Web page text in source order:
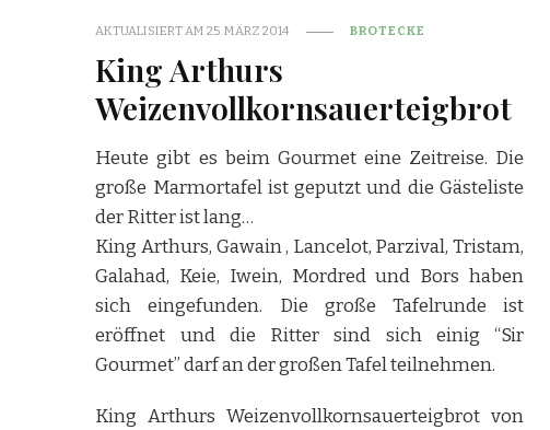
AKTUALISIERT AM25. MÄRZ 2014 BROTECKE
King Arthurs
Weizenvollkornsauerteigbrot
Heute gibt es beim Gourmet eine Zeitreise. Die
große Marmortafel ist geputzt und die Gästeliste
der Ritter ist lang…
King Arthurs, Gawain , Lancelot, Parzival, Tristam,
Galahad, Keie, Iwein, Mordred und Bors haben
sich eingefunden. Die große Tafelrunde ist
eröffnet und die Ritter sind sich einig “Sir
Gourmet” darf an der großen Tafel teilnehmen.
King Arthurs Weizenvollkornsauerteigbrot von